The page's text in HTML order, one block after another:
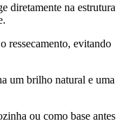
diretamente na estrutura
ressecamento, evitando
um brilho natural e uma
ou como base antes